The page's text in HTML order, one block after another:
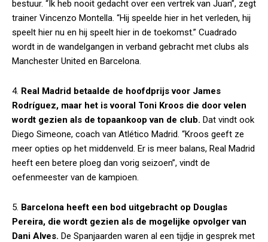
bestuur. “Ik heb nooit gedacht over een vertrek van Juan”, zegt
trainer Vincenzo Montella. “Hij speelde hier in het verleden, hij
speelt hier nu en hij speelt hier in de toekomst.” Cuadrado
wordt in de wandelgangen in verband gebracht met clubs als
Manchester United en Barcelona.
4. Real Madrid betaalde de hoofdprijs voor James
Rodríguez, maar het is vooral Toni Kroos die door velen
wordt gezien als de topaankoop van de club. Dat vindt ook
Diego Simeone, coach van Atlético Madrid. “Kroos geeft ze
meer opties op het middenveld. Er is meer balans, Real Madrid
heeft een betere ploeg dan vorig seizoen”, vindt de
oefenmeester van de kampioen.
5. Barcelona heeft een bod uitgebracht op Douglas
Pereira, die wordt gezien als de mogelijke opvolger van
Dani Alves. De Spanjaarden waren al een tijdje in gesprek met